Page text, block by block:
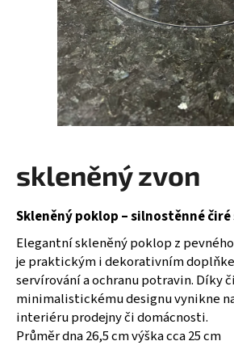
skleněný zvon
Skleněný poklop – silnostěnné čiré
Elegantní skleněný poklop z
je praktickým i dekorativním
servírování a ochranu potravin. Díky
minimalistickému designu vynikne
interiéru prodejny či domácnosti.
Průměr dna 26,5 cm výška cca 25 cm
HLEDAT
D
o
p
o
r
u